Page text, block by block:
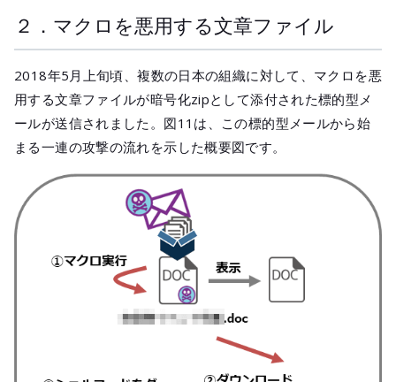
２．マクロを悪用する文章ファイル
2018年5月上旬頃、複数の日本の組織に対して、マクロを悪
用する文章ファイルが暗号化zipとして添付された標的型メ
ールが送信されました。図11は、この標的型メールから始
まる一連の攻撃の流れを示した概要図です。